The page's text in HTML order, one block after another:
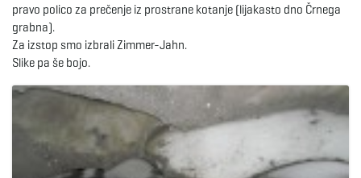
e
n
pravo polico za prečenje iz prostrane kotanje (lijakasto dno Črnega
grabna).
Za izstop smo izbrali Zimmer-Jahn.
Slike pa še bojo.